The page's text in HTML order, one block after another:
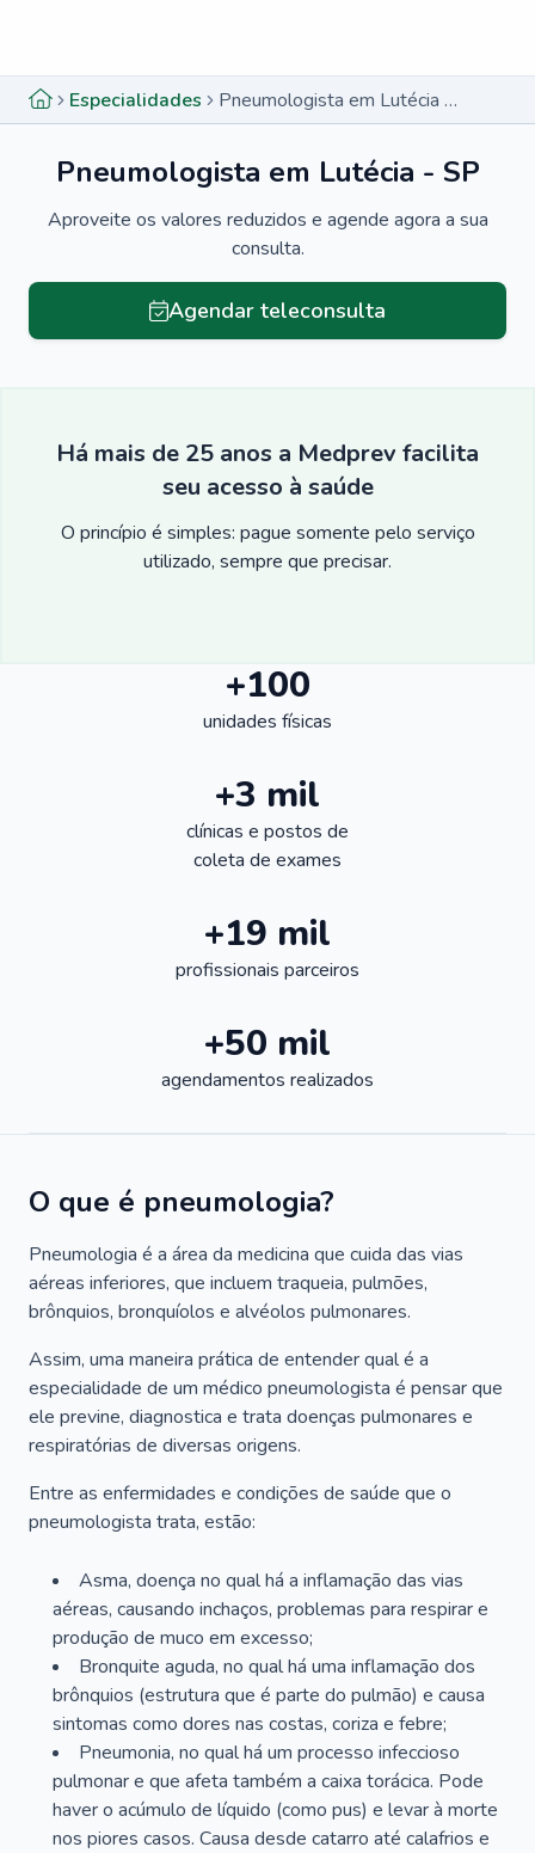
Especialidades Pneumologista em Lutécia - SP
Pneumologista em Lutécia - SP
Aproveite os valores reduzidos e agende agora a sua
consulta.
Agendar teleconsulta
Há mais de 25 anos a Medprev facilita
seu acesso à saúde
O princípio é simples: pague somente pelo serviço
utilizado, sempre que precisar.
+100
unidades físicas
+3 mil
clínicas e postos de
coleta de exames
+19 mil
profissionais parceiros
+50 mil
agendamentos realizados
O que é pneumologia?
Pneumologia é a área da medicina que cuida das vias
aéreas inferiores, que incluem traqueia, pulmões,
brônquios, bronquíolos e alvéolos pulmonares.
Assim, uma maneira prática de entender qual é a
especialidade de um médico pneumologista é pensar que
ele previne, diagnostica e trata doenças pulmonares e
respiratórias de diversas origens.
Entre as enfermidades e condições de saúde que o
pneumologista trata, estão:
Asma, doença no qual há a inflamação das vias
aéreas, causando inchaços, problemas para respirar e
produção de muco em excesso;
Bronquite aguda, no qual há uma inflamação dos
brônquios (estrutura que é parte do pulmão) e causa
sintomas como dores nas costas, coriza e febre;
Pneumonia, no qual há um processo infeccioso
pulmonar e que afeta também a caixa torácica. Pode
haver o acúmulo de líquido (como pus) e levar à morte
nos piores casos. Causa desde catarro até calafrios e